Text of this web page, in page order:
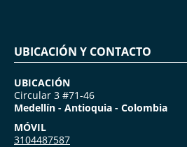
UBICACIÓN Y CONTACTO
UBICACIÓN
Circular 3 #71-46
Medellín - Antioquia - Colombia
MÓVIL
3104487587